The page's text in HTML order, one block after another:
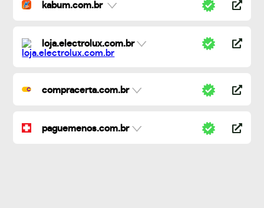
kabum.com.br
loja.electrolux.com.br
compracerta.com.br
paguemenos.com.br